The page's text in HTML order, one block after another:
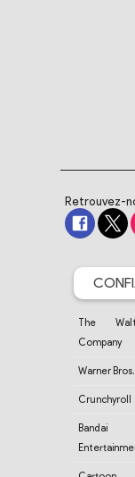
Retrouvez-
The
Company
Warner
Crunchyroll
Bandai